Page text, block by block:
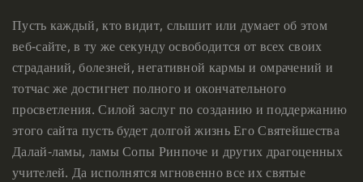
Пусть каждый, кто видит, слышит или думает об этом
веб-сайте, в ту же секунду освободится от всех своих
страданий, болезней, негативной кармы и омрачений и
тотчас же достигнет полного и окончательного
просветления. Силой заслуг по созданию и поддержанию
этого сайта пусть будет долгой жизнь Его Святейшества
Далай-ламы, ламы Сопы Ринпоче и других драгоценных
учителей. Да исполнятся мгновенно все их святые